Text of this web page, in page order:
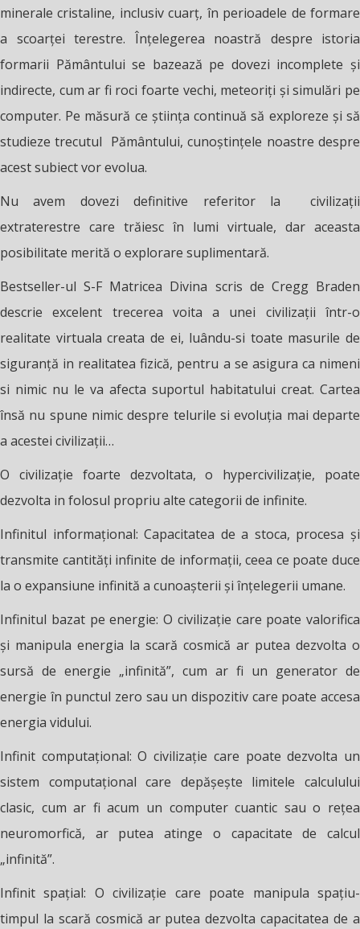
minerale cristaline, inclusiv cuarț, în perioadele de formare
a scoarței terestre. Înțelegerea noastră despre istoria
formarii Pământului se bazează pe dovezi incomplete și
indirecte, cum ar fi roci foarte vechi, meteoriți și simulări pe
computer. Pe măsură ce știința continuă să exploreze și să
studieze trecutul Pământului, cunoștințele noastre despre
acest subiect vor evolua.
Nu avem dovezi definitive referitor la civilizații
extraterestre care trăiesc în lumi virtuale, dar aceasta
posibilitate merită o explorare suplimentară.
Bestseller-ul S-F Matricea Divina scris de Cregg Braden
descrie excelent trecerea voita a unei civilizații într-o
realitate virtuala creata de ei, luându-si toate masurile de
siguranță in realitatea fizică, pentru a se asigura ca nimeni
si nimic nu le va afecta suportul habitatului creat. Cartea
însă nu spune nimic despre telurile si evoluția mai departe
a acestei civilizații…
O civilizație foarte dezvoltata, o hypercivilizație, poate
dezvolta in folosul propriu alte categorii de infinite.
Infinitul informațional: Capacitatea de a stoca, procesa și
transmite cantități infinite de informații, ceea ce poate duce
la o expansiune infinită a cunoașterii și înțelegerii umane.
Infinitul bazat pe energie: O civilizație care poate valorifica
și manipula energia la scară cosmică ar putea dezvolta o
sursă de energie „infinită”, cum ar fi un generator de
energie în punctul zero sau un dispozitiv care poate accesa
energia vidului.
Infinit computațional: O civilizație care poate dezvolta un
sistem computațional care depășește limitele calculului
clasic, cum ar fi acum un computer cuantic sau o rețea
neuromorfică, ar putea atinge o capacitate de calcul
„infinită”.
Infinit spațial: O civilizație care poate manipula spațiu-
timpul la scară cosmică ar putea dezvolta capacitatea de a